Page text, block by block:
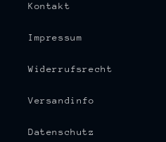
Kontakt
Impressum
Widerrufsrecht
Versandinfo
Datenschutz